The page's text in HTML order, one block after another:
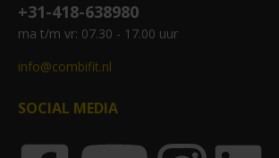
+31-418-638980
ma t/m vr: 07.30 - 17.00 uur
info@combifit.nl
SOCIAL MEDIA